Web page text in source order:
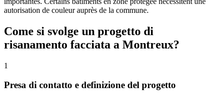
autorisation de couleur auprès de la commune.
Come si svolge un progetto di
risanamento facciata a Montreux?
1
Presa di contatto e definizione del progetto